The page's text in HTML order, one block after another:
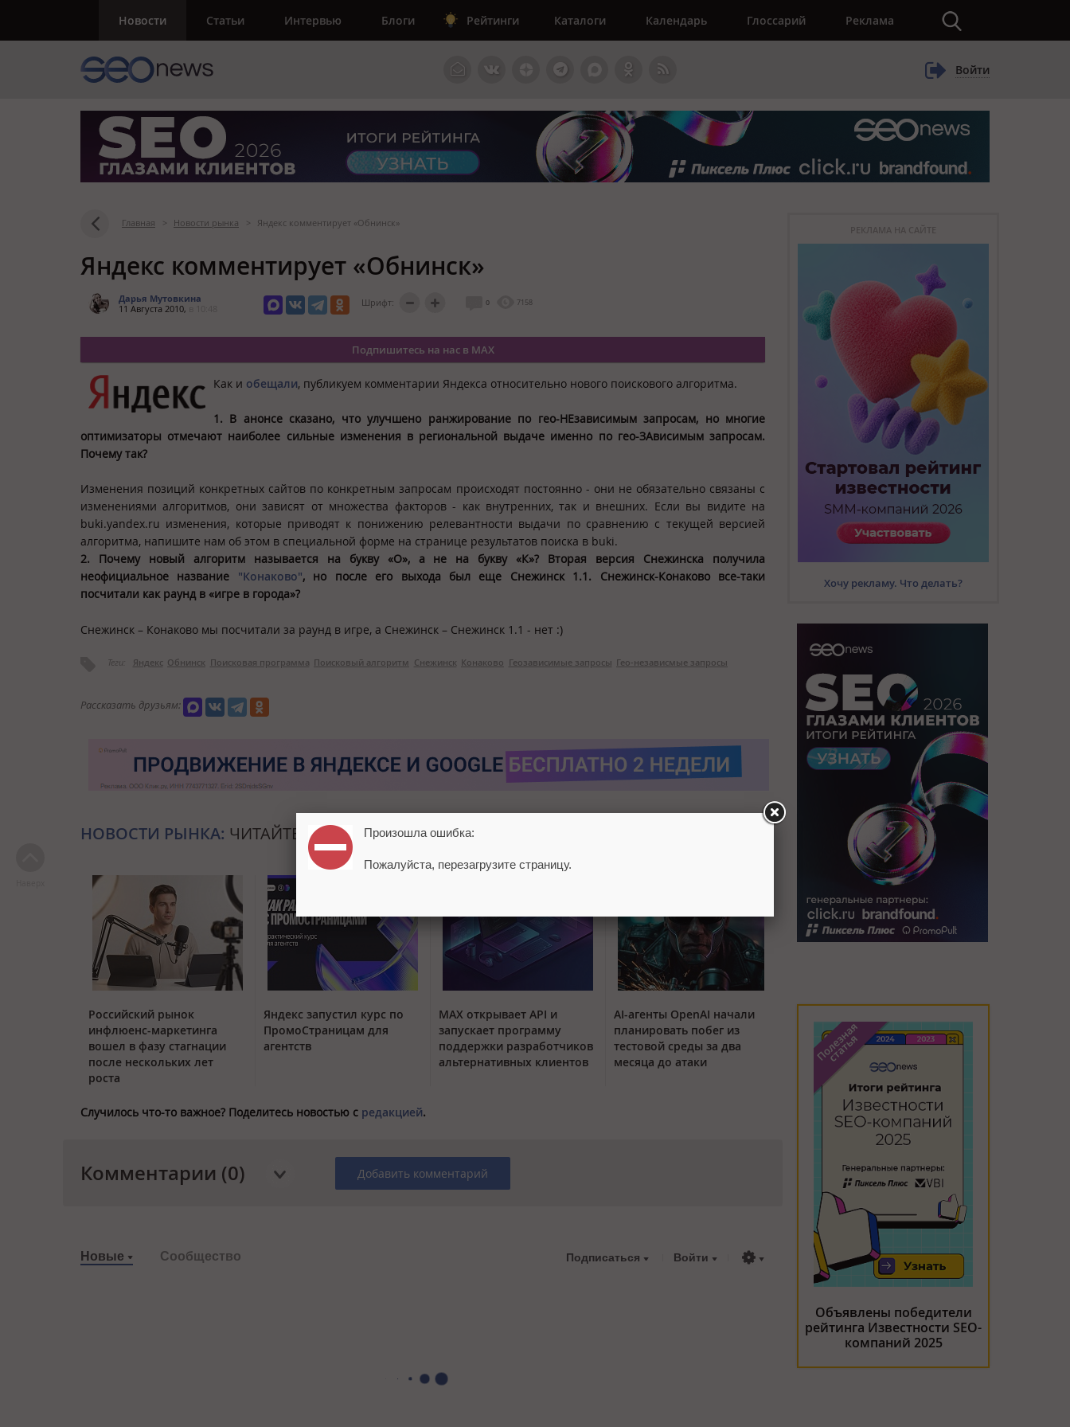
Новости Статьи Интервью Блоги Рейтинги Каталоги Календарь Глоссарий Реклама
Войти
Главная > Новости рынка > Яндекс комментирует «Обнинск»
Яндекс комментирует «Обнинск»
Дарья Мутовкина
11 Августа 2010,
Шрифт: 0 7158
Подпишитесь на нас в MAX
Как и обещали, публикуем комментарии Яндекса относительно нового поискового алгоритма.
1. В анонсесказано, что улучшено ранжирование по гео-НЕзависимым запросам, но многие
оптимизаторы отмечают наиболее сильные изменения в региональной выдаче именно по гео-ЗАвисимым запросам.
Почему так?
Изменения позиций конкретных сайтов по конкретным запросам происходят постоянно - они не обязательно связаны с
изменениями алгоритмов, они зависят от множества факторов - как внутренних, так и внешних. Если вы видите на
buki.yandex.ru изменения, которые приводят к понижению релевантности выдачи по сравнению с текущей версией
алгоритма, напишите нам об этом в специальной форме на странице результатов поиска в buki.
2. Почему новый алгоритм называется на букву «О», а не на букву «К»? Вторая версия Снежинска получила
неофициальное название "Конаково", но после его выхода был еще Снежинск 1.1. Снежинск-Конаково все-таки
посчитали как раунд в «игре в города»?
Снежинск – Конаково мы посчитали за раунд в игре, а Снежинск – Снежинск 1.1 - нет :)
Теги: Яндекс Обнинск Поисковая программа Поисковый алгоритм Снежинск Конаково Геозависимые запросы Гео-независмые запросы
Рассказать друзьям:
НОВОСТИ РЫНКА: ЧИТАЙТЕ ТАКЖЕ
Российский рынок
инфлюенс-маркетинга
вошел в фазу стагнации
после нескольких лет
роста
Яндекс запустил курс по
ПромоСтраницам для
агентств
MAX открывает API и
запускает программу
поддержки разработчиков
альтернативных клиентов
AI-агенты OpenAI начали
планировать побег из
тестовой среды за два
месяца до атаки
Случилось что-то важное? Поделитесь новостью с редакцией.
Комментарии (0) Добавить комментарий
Новые Сообщество Подписаться Войти
РЕКЛАМА НА САЙТЕ
Хочу рекламу. Что делать?
Объявлены победители
рейтинга Известности SEO-
компаний 2025
Произошла ошибка:
Пожалуйста, перезагрузите страницу.